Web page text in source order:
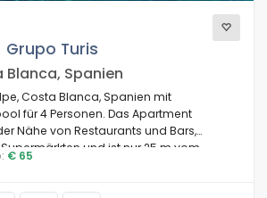
Turis
Spanien
Costa Blanca, Spanien mit
für 4 Personen. Das Apartment
Nähe von Restaurants und Bars,
und ist nur 25 m vom
entfernt.
€ 65